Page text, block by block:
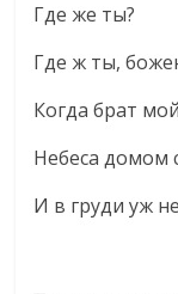
Где же ты?
Где ж ты,
Когда брат
Небеса домом
И в груди уж